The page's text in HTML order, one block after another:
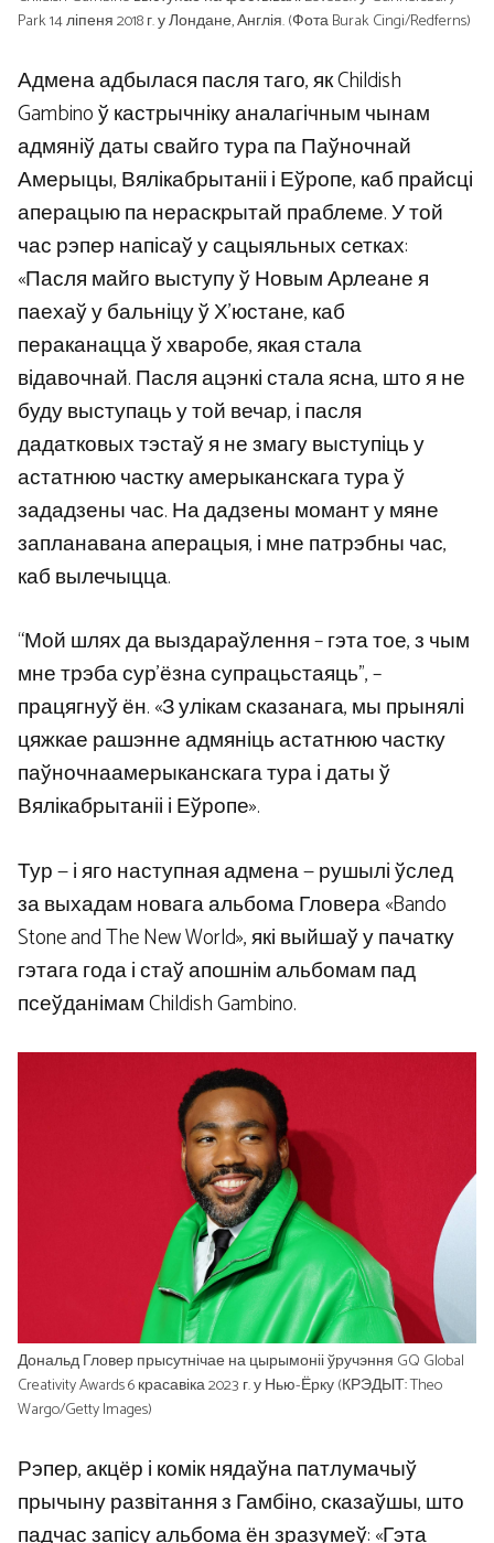
Park 14 ліпеня 2018 г. у Лондане, Англія. (Фота Burak Cingi/Redferns)
Адмена адбылася пасля таго, як Childish
Gambino ў кастрычніку аналагічным чынам
адмяніў даты свайго тура па Паўночнай
Амерыцы, Вялікабрытаніі і Еўропе, каб прайсці
аперацыю па нераскрытай праблеме. У той
час рэпер напісаў у сацыяльных сетках:
«Пасля майго выступу ў Новым Арлеане я
паехаў у бальніцу ў Х’юстане, каб
пераканацца ў хваробе, якая стала
відавочнай. Пасля ацэнкі стала ясна, што я не
буду выступаць у той вечар, і пасля
дадатковых тэстаў я не змагу выступіць у
астатнюю частку амерыканскага тура ў
зададзены час. На дадзены момант у мяне
запланавана аперацыя, і мне патрэбны час,
каб вылечыцца.
“Мой шлях да выздараўлення – гэта тое, з чым
мне трэба сур’ёзна супрацьстаяць”, –
працягнуў ён. «З улікам сказанага, мы прынялі
цяжкае рашэнне адмяніць астатнюю частку
паўночнаамерыканскага тура і даты ў
Вялікабрытаніі і Еўропе».
Тур — і яго наступная адмена — рушылі ўслед
за выхадам новага альбома Гловера «Bando
Stone and The New World», які выйшаў у пачатку
гэтага года і стаў апошнім альбомам пад
псеўданімам Childish Gambino.
Дональд Гловер прысутнічае на цырымоніі ўручэння GQ Global
Creativity Awards 6 красавіка 2023 г. у Нью-Ёрку (КРЭДЫТ: Theo
Wargo/Getty Images)
Рэпер, акцёр і комік нядаўна патлумачыў
прычыну развітання з Гамбіно, сказаўшы, што
падчас запісу альбома ён зразумеў: «Гэта